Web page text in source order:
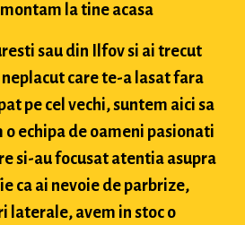
la tine acasa
sau din Ilfov si ai trecut
care te-a lasat fara
pe cel vechi, suntem aici sa
echipa de oameni pasionati
si-au focusat atentia asupra
ca ai nevoie de parbrize,
laterale, avem in stoc o